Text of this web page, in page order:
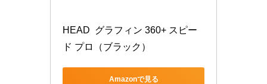
HEAD  グラフィン 360+ スピー
ド プロ（ブラック）
Amazonで見る